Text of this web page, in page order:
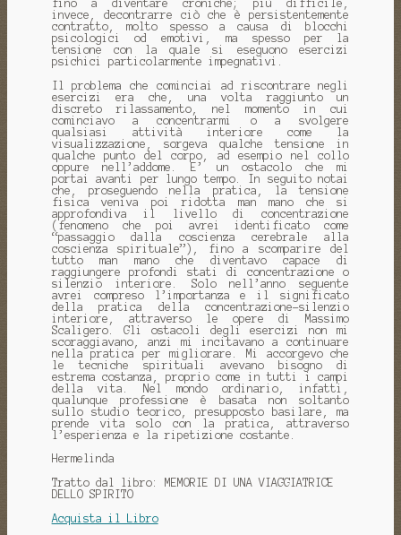
fino a diventare croniche; più difficile,
invece, decontrarre ciò che è persistentemente
contratto, molto spesso a causa di blocchi
psicologici od emotivi, ma spesso per la
tensione con la quale si eseguono esercizi
psichici particolarmente impegnativi.
Il problema che cominciai ad riscontrare negli
esercizi era che, una volta raggiunto un
discreto rilassamento, nel momento in cui
cominciavo a concentrarmi o a svolgere
qualsiasi attività interiore come la
visualizzazione, sorgeva qualche tensione in
qualche punto del corpo, ad esempio nel collo
oppure nell’addome. E’ un ostacolo che mi
portai avanti per lungo tempo. In seguito notai
che, proseguendo nella pratica, la tensione
fisica veniva poi ridotta man mano che si
approfondiva il livello di concentrazione
(fenomeno che poi avrei identificato come
“passaggio dalla coscienza cerebrale alla
coscienza spirituale”), fino a scomparire del
tutto man mano che diventavo capace di
raggiungere profondi stati di concentrazione o
silenzio interiore. Solo nell’anno seguente
avrei compreso l’importanza e il significato
della pratica della concentrazione-silenzio
interiore, attraverso le opere di Massimo
Scaligero. Gli ostacoli degli esercizi non mi
scoraggiavano, anzi mi incitavano a continuare
nella pratica per migliorare. Mi accorgevo che
le tecniche spirituali avevano bisogno di
estrema costanza, proprio come in tutti i campi
della vita. Nel mondo ordinario, infatti,
qualunque professione è basata non soltanto
sullo studio teorico, presupposto basilare, ma
prende vita solo con la pratica, attraverso
l’esperienza e la ripetizione costante.
Hermelinda
Tratto dal libro: MEMORIE DI UNA VIAGGIATRICE
DELLO SPIRITO
Acquista il Libro